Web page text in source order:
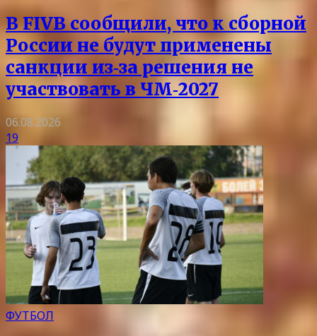
В FIVB сообщили, что к сборной
России не будут применены
санкции из‑за решения не
участвовать в ЧМ‑2027
06.08.2026
19
ФУТБОЛ